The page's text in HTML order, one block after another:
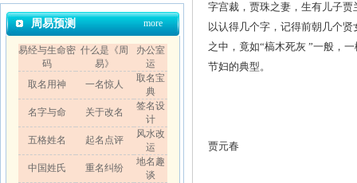
周易预测 more
易经与生命密
码
什么是《周
易》
办公室
运
取名用神
一名惊人
取名宝
典
名字与命
关于改名
签名设
计
五格姓名
起名点评
风水改
运
中国姓氏
重名纠纷
地名趣
谈
字宫裁，贾珠之妻，生有儿子
以认得几个字，记得前朝几个
之中，竟如“槁木死灰 ”一般，
节妇的典型。
贾元春